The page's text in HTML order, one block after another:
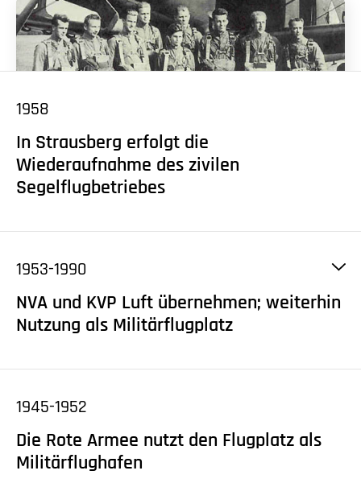
1958
In Strausberg erfolgt die
Wiederaufnahme des zivilen
Segelflugbetriebes
1953-1990
NVA und KVP Luft übernehmen; weiterhin
Nutzung als Militärflugplatz
1945-1952
Die Rote Armee nutzt den Flugplatz als
Militärflughafen